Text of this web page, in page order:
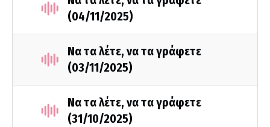
(04/11/2025)
Να τα λέτε, να τα γράφετε
(03/11/2025)
Να τα λέτε, να τα γράφετε
(31/10/2025)